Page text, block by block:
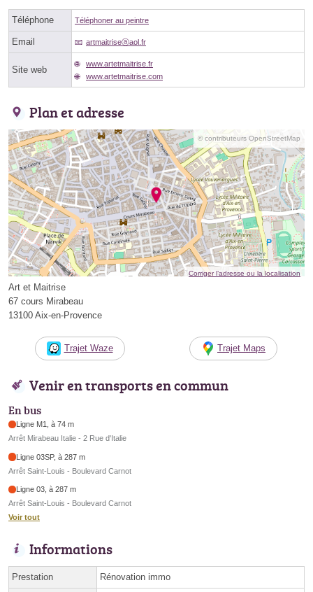
Téléphone Téléphoner au peintre
Email artmaitriseⓐaol.fr
Site web
www.artetmaitrise.fr
www.artetmaitrise.com
Plan et adresse
© contributeurs OpenStreetMap
Corriger l’adresse ou la localisation
Art et Maitrise
67 cours Mirabeau
13100 Aix-en-Provence
Trajet Waze Trajet Maps
Venir en transports en commun
En bus
Ligne M1, à 74 m
Arrêt Mirabeau Italie - 2 Rue d'Italie
Ligne 03SP, à 287 m
Arrêt Saint-Louis - Boulevard Carnot
Ligne 03, à 287 m
Arrêt Saint-Louis - Boulevard Carnot
Voir tout
Informations
Prestation Rénovation immo